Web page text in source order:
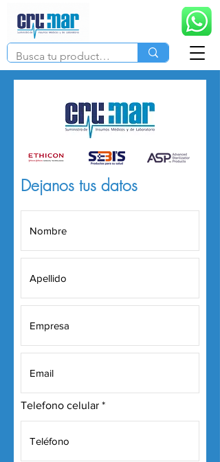
Dejanos tus datos
Telefono celular